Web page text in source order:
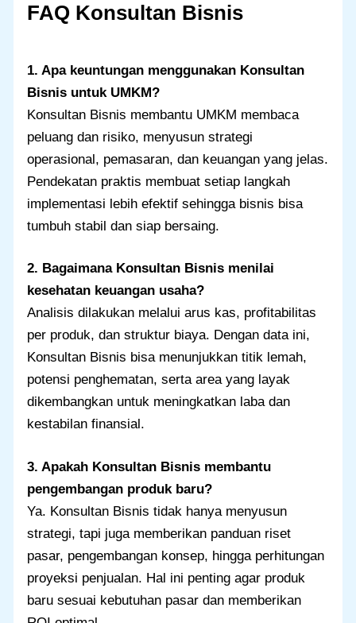
FAQ Konsultan Bisnis
1. Apa keuntungan menggunakan Konsultan
Bisnis untuk UMKM?
Konsultan Bisnis membantu UMKM membaca
peluang dan risiko, menyusun strategi
operasional, pemasaran, dan keuangan yang jelas.
Pendekatan praktis membuat setiap langkah
implementasi lebih efektif sehingga bisnis bisa
tumbuh stabil dan siap bersaing.
2. Bagaimana Konsultan Bisnis menilai
kesehatan keuangan usaha?
Analisis dilakukan melalui arus kas, profitabilitas
per produk, dan struktur biaya. Dengan data ini,
Konsultan Bisnis bisa menunjukkan titik lemah,
potensi penghematan, serta area yang layak
dikembangkan untuk meningkatkan laba dan
kestabilan finansial.
3. Apakah Konsultan Bisnis membantu
pengembangan produk baru?
Ya. Konsultan Bisnis tidak hanya menyusun
strategi, tapi juga memberikan panduan riset
pasar, pengembangan konsep, hingga perhitungan
proyeksi penjualan. Hal ini penting agar produk
baru sesuai kebutuhan pasar dan memberikan